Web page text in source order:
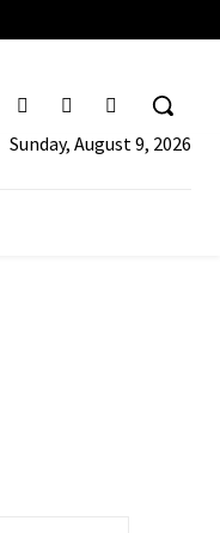
Sunday, August 9, 2026